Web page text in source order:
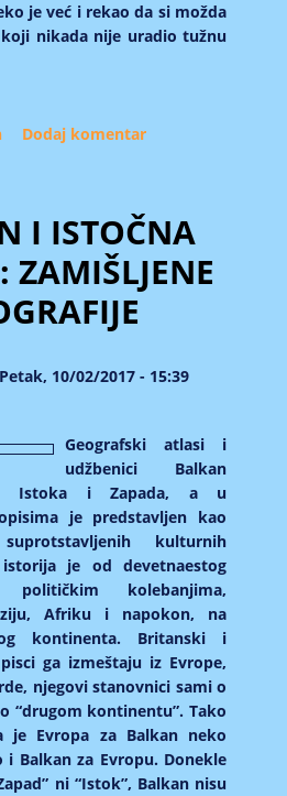
je već i rekao da si možda
nikada nije uradio tužnu
prolazi, ali Lepota ostaje
Dodaj komentar
I ISTOČNA
ZAMIŠLJENE
10/02/2017 - 15:39
Geografski atlasi i
udžbenici Balkan
Istoka i Zapada, a u
je predstavljen kao
kulturnih
je od devetnaestog
kolebanjima,
Afriku i napokon, na
kontinenta. Britanski i
ga izmeštaju iz Evrope,
njegovi stanovnici sami o
“drugom kontinentu”. Tako
je Evropa za Balkan neko
Balkan za Evropu. Donekle
ni “Istok”, Balkan nisu